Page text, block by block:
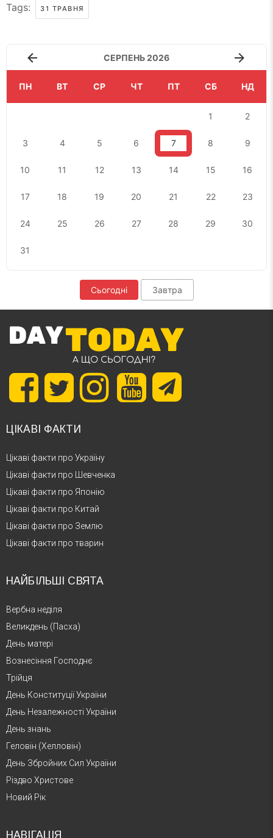
Tags: 31 ТРАВНЯ
СЕРПЕНЬ 2026
ПН ВТ СР ЧТ ПТ СБ НД
1 2
3 4 5 6 7 8 9
10 11 12 13 14 15 16
17 18 19 20 21 22 23
24 25 26 27 28 29 30
31
Сьогодні Завтра
ЦІКАВІ ФАКТИ
Цікаві факти про Україну
Цікаві факти про Шевченка
Цікаві факти про Японію
Цікаві факти про Китай
Цікаві факти про Землю
Цікаві факти про тварин
НАЙБІЛЬШІ СВЯТА
Вербна неділя
Великдень (Пасха)
День матері
Вознесіння Господнє
Трійця
День Конституції України
День Незалежності України
День знань
Геловін (Хелловін)
День Збройних Сил України
Різдво Христове
Новий Рік
НАВІГАЦІЯ